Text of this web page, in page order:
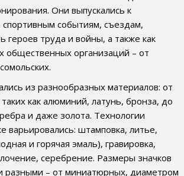
Они выпускались к
событиям, съездам,
героев труда и войны, а также как
общественных организаций – от
из разнообразных материалов: от
как алюминий, латунь, бронза, до
и даже золота. Технологии
варьировались: штамповка, литье,
и горячая эмаль), гравировка,
серебрение. Размеры значков
разными – от миниатюрных, диаметром